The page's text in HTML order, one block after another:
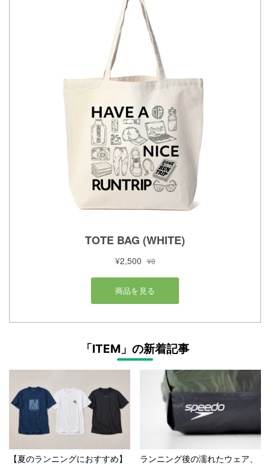
「ITEM」の新着記事
【夏のランニングにおすすめ】
ランニング後の濡れたウェア、